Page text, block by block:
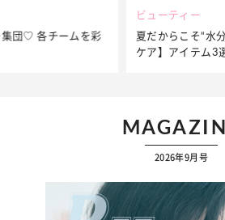
夏だからこそ“水分”が大切！くずれな
2026年9月号